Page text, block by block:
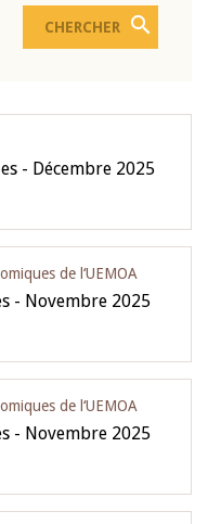
- Décembre 2025
de l‘UEMOA
- Novembre 2025
de l‘UEMOA
- Novembre 2025